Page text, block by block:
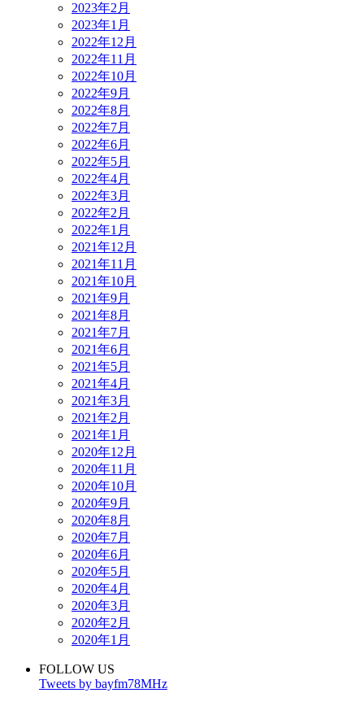
2023年2月
2023年1月
2022年12月
2022年11月
2022年10月
2022年9月
2022年8月
2022年7月
2022年6月
2022年5月
2022年4月
2022年3月
2022年2月
2022年1月
2021年12月
2021年11月
2021年10月
2021年9月
2021年8月
2021年7月
2021年6月
2021年5月
2021年4月
2021年3月
2021年2月
2021年1月
2020年12月
2020年11月
2020年10月
2020年9月
2020年8月
2020年7月
2020年6月
2020年5月
2020年4月
2020年3月
2020年2月
2020年1月
FOLLOW US
Tweets by bayfm78MHz